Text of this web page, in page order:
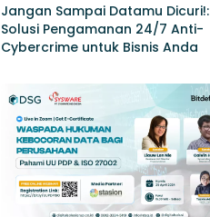
Jangan Sampai Datamu Dicuri!:
Solusi Pengamanan 24/7 Anti-
Cybercrime untuk Bisnis Anda